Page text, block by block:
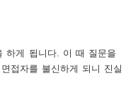
하게 됩니다. 이 때 질문을
접자를 불신하게 되니 진실